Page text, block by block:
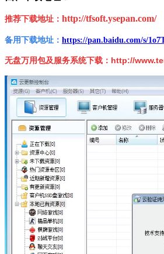
推荐下载地址： http://tfsoft.ysepan.com/
备用下载地址： https://pan.baidu.com/s/
无盘万用包及服务系统下载： http://